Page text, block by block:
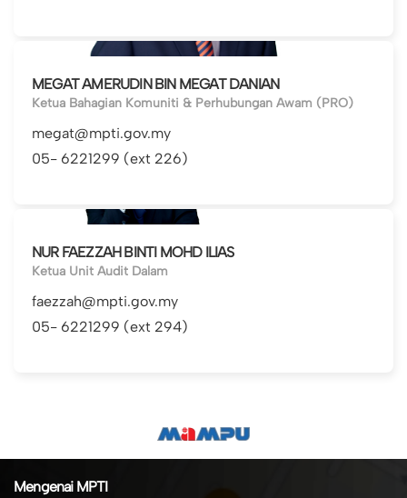
MEGAT AMERUDIN BIN MEGAT DANIAN
Ketua Bahagian Komuniti & Perhubungan Awam (PRO)
megat@mpti.gov.my
05- 6221299 (ext 226)
NUR FAEZZAH BINTI MOHD ILIAS
Ketua Unit Audit Dalam
faezzah@mpti.gov.my
05- 6221299 (ext 294)
Mengenai MPTI